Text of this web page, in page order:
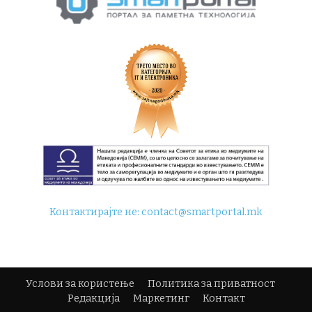
Контактирајте не:contact@smartportal.mk
Услови за користење
Политика за приватност
Редакција
Маркетинг Контакт